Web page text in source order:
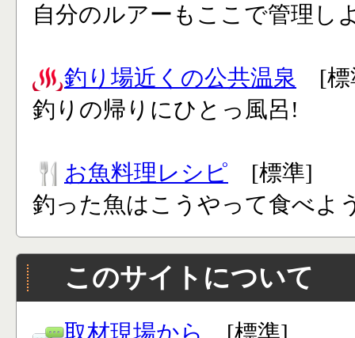
自分のルアーもここで管理し
釣り場近くの公共温泉 [標
釣りの帰りにひとっ風呂!
お魚料理レシピ [標準]
釣った魚はこうやって食べよ
このサイトについて
取材現場から [標準]